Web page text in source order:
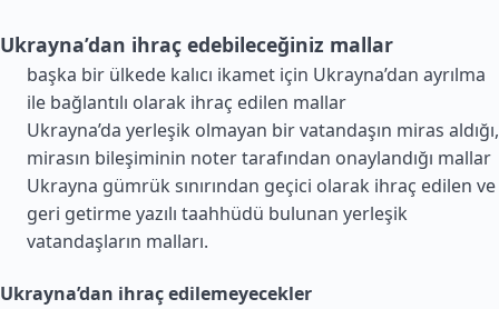
Ukrayna’dan ihraç edebileceğiniz mallar
başka bir ülkede kalıcı ikamet için Ukrayna’dan ayrılma
ile bağlantılı olarak ihraç edilen mallar
Ukrayna’da yerleşik olmayan bir vatandaşın miras aldığı,
mirasın bileşiminin noter tarafından onaylandığı mallar
Ukrayna gümrük sınırından geçici olarak ihraç edilen ve
geri getirme yazılı taahhüdü bulunan yerleşik
vatandaşların malları.
Ukrayna’dan ihraç edilemeyecekler